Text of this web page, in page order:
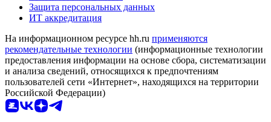
Защита персональных данных
ИТ аккредитация
На информационном ресурсе hh.ru применяются
рекомендательные технологии (информационные технологии
предоставления информации на основе сбора, систематизации
и анализа сведений, относящихся к предпочтениям
пользователей сети «Интернет», находящихся на территории
Российской Федерации)